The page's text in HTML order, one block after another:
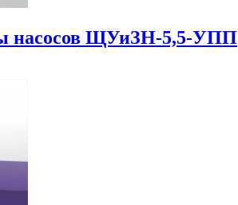
насосов ЩУиЗН-5,5-УПП